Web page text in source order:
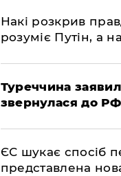
Накі розкрив
розуміє Путін, а
Туреччина
звернулася до РФ
ЄС шукає спосіб
представлена